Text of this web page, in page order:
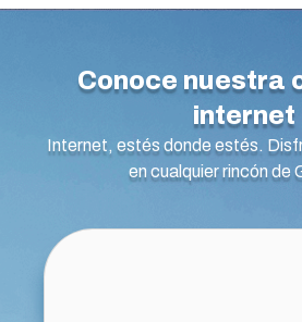
Conoce nuestra
internet
Internet, estés donde estés.
en cualquier rincón de